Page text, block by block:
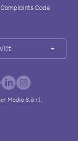
Code
Media S.à r.l.